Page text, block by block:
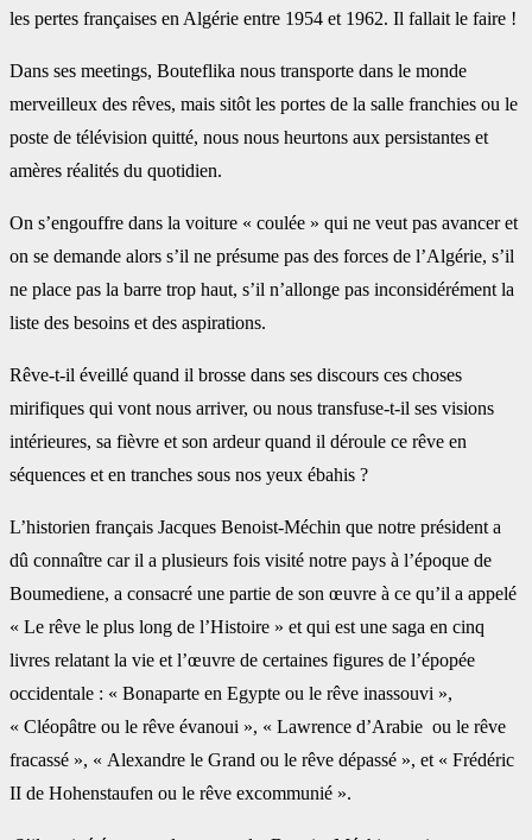
les pertes françaises en Algérie entre 1954 et 1962. Il fallait le faire !
Dans ses meetings, Bouteflika nous transporte dans le monde
merveilleux des rêves, mais sitôt les portes de la salle franchies ou le
poste de télévision quitté, nous nous heurtons aux persistantes et
amères réalités du quotidien.
On s’engouffre dans la voiture « coulée » qui ne veut pas avancer et
on se demande alors s’il ne présume pas des forces de l’Algérie, s’il
ne place pas la barre trop haut, s’il n’allonge pas inconsidérément la
liste des besoins et des aspirations.
Rêve-t-il éveillé quand il brosse dans ses discours ces choses
mirifiques qui vont nous arriver, ou nous transfuse-t-il ses visions
intérieures, sa fièvre et son ardeur quand il déroule ce rêve en
séquences et en tranches sous nos yeux ébahis ?
L’historien français Jacques Benoist-Méchin que notre président a
dû connaître car il a plusieurs fois visité notre pays à l’époque de
Boumediene, a consacré une partie de son œuvre à ce qu’il a appelé
« Le rêve le plus long de l’Histoire » et qui est une saga en cinq
livres relatant la vie et l’œuvre de certaines figures de l’épopée
occidentale : « Bonaparte en Egypte ou le rêve inassouvi »,
« Cléopâtre ou le rêve évanoui », « Lawrence d’Arabie ou le rêve
fracassé », « Alexandre le Grand ou le rêve dépassé », et « Frédéric
II de Hohenstaufen ou le rêve excommunié ».